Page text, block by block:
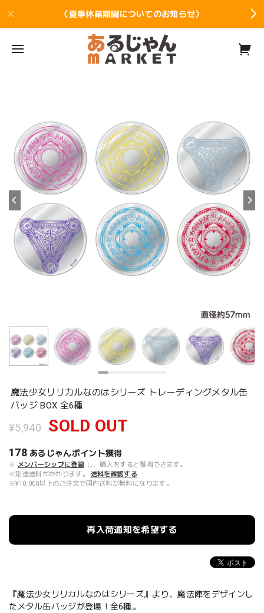
〈夏季休業期間についてのお知らせ〉
魔法少女リリカルなのはシリーズ トレーディングメタル缶
バッジ BOX 全6種
¥5,940 SOLD OUT
178 あるじゃんポイント獲得
※ メンバーシップに登録 し、購入をすると獲得できます。
※別途送料がかかります。
送料を確認する
※¥10,000以上のご注文で国内送料が無料になります。
再入荷通知を希望する
『魔法少女リリカルなのはシリーズ』より、魔法陣をデザインし
たメタル缶バッジが登場！全6種。